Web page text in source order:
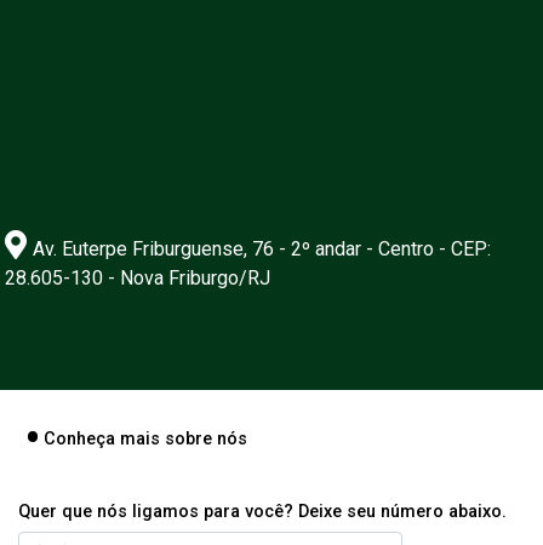
Av. Euterpe Friburguense, 76 - 2º andar - Centro - CEP:
28.605-130 - Nova Friburgo/RJ
Conheça mais sobre nós
Quer que nós ligamos para você? Deixe seu número abaixo.